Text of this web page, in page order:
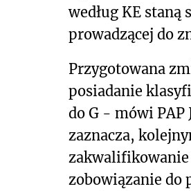
według KE
prowadzącej do
Przygotowana
posiadanie
do G - mówi
zaznacza,
zakwalifikowanie
zobowiązanie do